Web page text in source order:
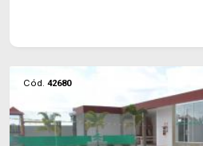
Cód. 42680